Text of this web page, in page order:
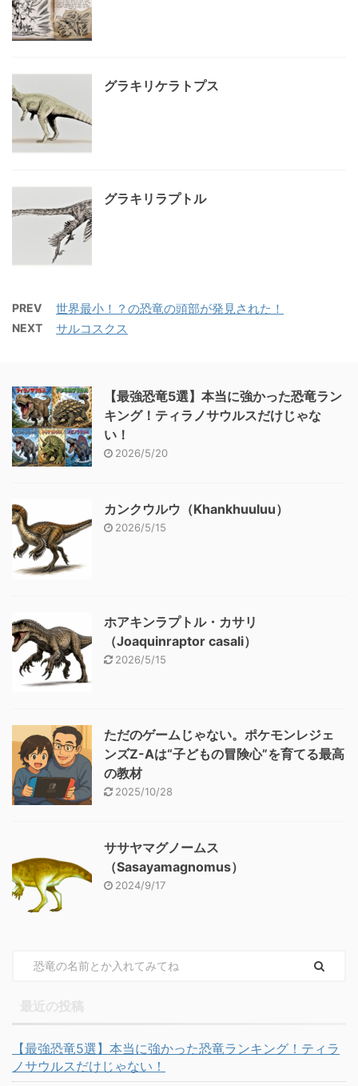
グラキリケラトプス
グラキリラプトル
PREV 世界最小！？の恐竜の頭部が発見された！
NEXT サルコスクス
【最強恐竜5選】本当に強かった恐竜ラン
キング！ティラノサウルスだけじゃな
い！
2026/5/20
カンクウルウ（Khankhuuluu）
2026/5/15
ホアキンラプトル・カサリ
（Joaquinraptor casali）
2026/5/15
ただのゲームじゃない。ポケモンレジェ
ンズZ-Aは“子どもの冒険心”を育てる最高
の教材
2025/10/28
ササヤマグノームス
（Sasayamagnomus）
2024/9/17
【最強恐竜5選】本当に強かった恐竜ランキング！ティラ
ノサウルスだけじゃない！